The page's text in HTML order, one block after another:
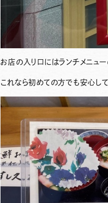
お店の入り口にはランチメニュー
これなら初めての方でも安心し